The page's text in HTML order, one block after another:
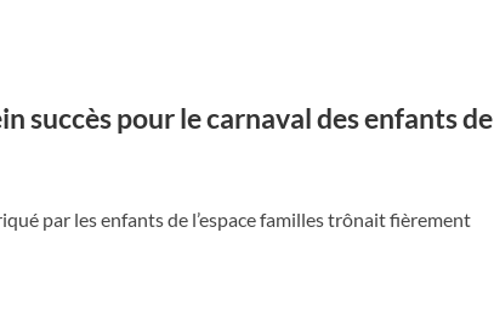
succès pour le carnaval des enfants de
par les enfants de l’espace familles trônait fièrement